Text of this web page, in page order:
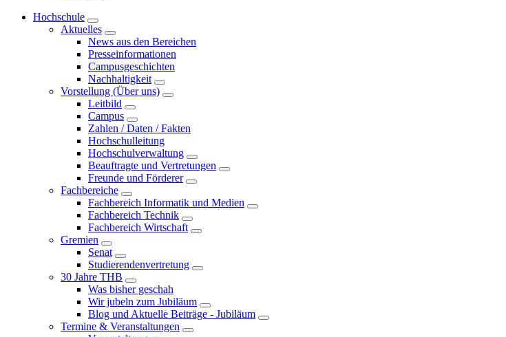
Hochschule
Aktuelles
News aus den Bereichen
Presseinformationen
Campusgeschichten
Nachhaltigkeit
Vorstellung (Über uns)
Leitbild
Campus
Zahlen / Daten / Fakten
Hochschulleitung
Hochschulverwaltung
Beauftragte und Vertretungen
Freunde und Förderer
Fachbereiche
Fachbereich Informatik und Medien
Fachbereich Technik
Fachbereich Wirtschaft
Gremien
Senat
Studierendenvertretung
30 Jahre THB
Was bisher geschah
Wir jubeln zum Jubiläum
Blog und Aktuelle Beiträge - Jubiläum
Termine & Veranstaltungen